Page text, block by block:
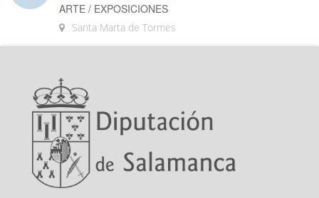
ARTE / EXPOSICIONES
Santa Marta de Tormes